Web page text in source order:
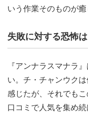
いう作業そのものが癒
失敗に対する恐怖は
『アンナラスマナラ
い。チ・チャンウク
感じたが、それでも
口コミで人気を集め続